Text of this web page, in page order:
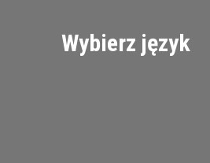
Wybierz język